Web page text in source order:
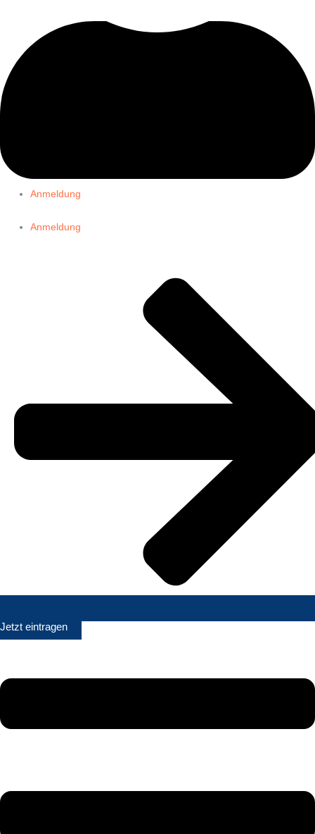
Anmeldung
Anmeldung
Jetzt eintragen